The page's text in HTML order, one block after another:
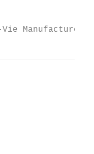
Vie Manufacturers